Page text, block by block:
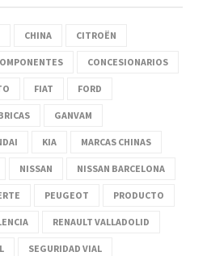
CHINA CITROËN
CONCESIONARIOS
FIAT FORD
GANVAM
KIA MARCAS CHINAS
NISSAN NISSAN BARCELONA
PEUGEOT PRODUCTO
RENAULT VALLADOLID
SEGURIDAD VIAL